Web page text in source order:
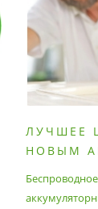
ЛУЧШЕЕ
НОВЫМ